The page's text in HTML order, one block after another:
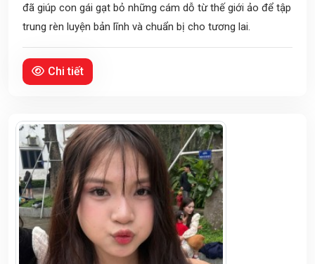
đã giúp con gái gạt bỏ những cám dỗ từ thế giới ảo để tập
trung rèn luyện bản lĩnh và chuẩn bị cho tương lai.
Chi tiết